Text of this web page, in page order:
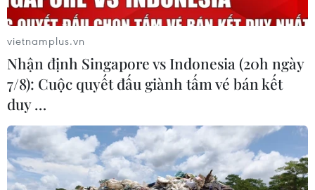
Pháp ghi nhận tháng 7 nóng nhất
04/08/2026 15:17
Tây Ban Nha phát trực tiếp nhật thực
toàn phần từ độ cao 9.000 m
04/08/2026 13:23
vietnamplus.vn
Nhận định Singapore vs Indonesia (20h ngày
7/8): Cuộc quyết đấu giành tấm vé bán kết
duy …